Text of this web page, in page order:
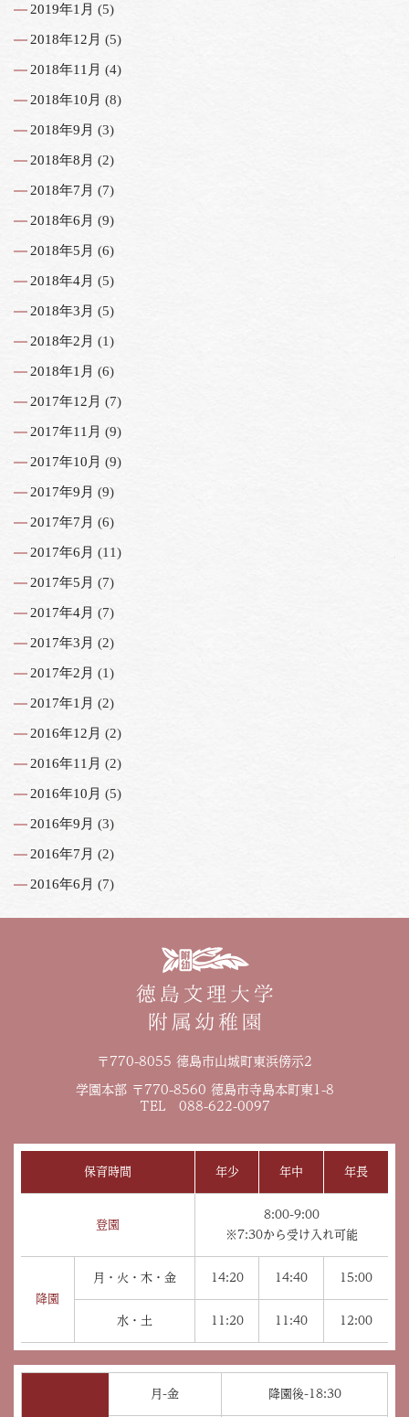
2019年1月 (5)
2018年12月 (5)
2018年11月 (4)
2018年10月 (8)
2018年9月 (3)
2018年8月 (2)
2018年7月 (7)
2018年6月 (9)
2018年5月 (6)
2018年4月 (5)
2018年3月 (5)
2018年2月 (1)
2018年1月 (6)
2017年12月 (7)
2017年11月 (9)
2017年10月 (9)
2017年9月 (9)
2017年7月 (6)
2017年6月 (11)
2017年5月 (7)
2017年4月 (7)
2017年3月 (2)
2017年2月 (1)
2017年1月 (2)
2016年12月 (2)
2016年11月 (2)
2016年10月 (5)
2016年9月 (3)
2016年7月 (2)
2016年6月 (7)
〒770-8055 徳島市山城町東浜傍示2
学園本部 〒770-8560 徳島市寺島本町東1-8
TEL 088-622-0097
保育時間 年少 年中 年長
登園
8:00-9:00
※7:30から受け入れ可能
降園
月・火・木・金 14:20 14:40 15:00
水・土 11:20 11:40 12:00
月-金 降園後-18:30